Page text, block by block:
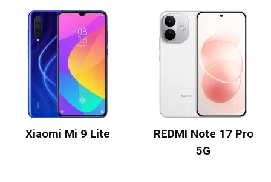
Xiaomi Mi 9 Lite
REDMI Note 17 Pro
5G